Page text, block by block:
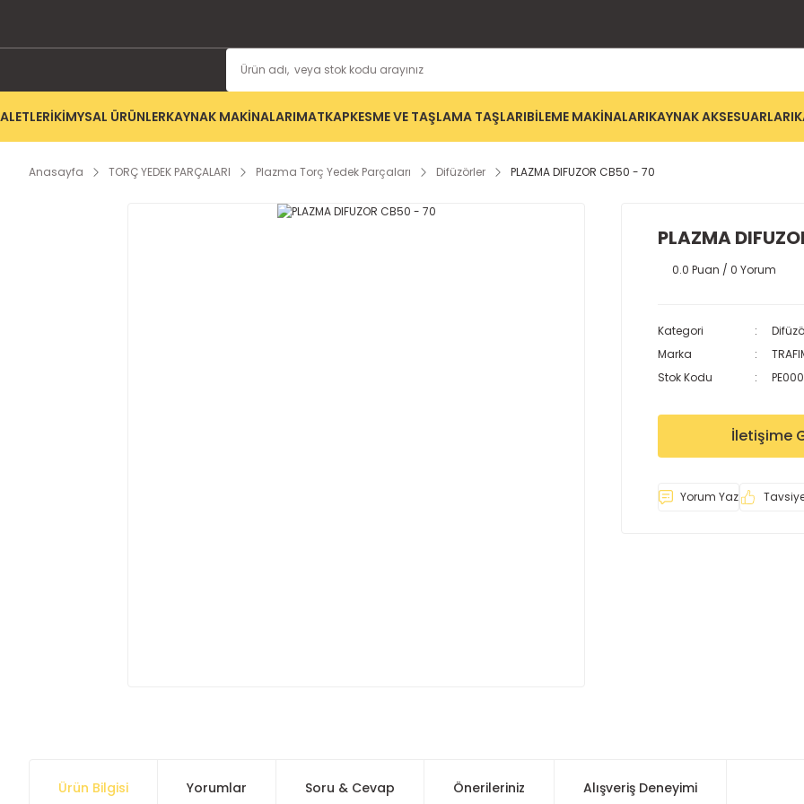
KİMYSAL ÜRÜNLERKAYNAK MAKİNALARIMATKAPKESME VE TAŞLAMA TAŞLARIBİLEME MAKİNALARIKAYNAK AKSESUARLARI
Anasayfa TORÇ YEDEK PARÇALARI Plazma Torç Yedek Parçaları Difüzörler PLAZMA DIFUZOR CB50 - 70
PLAZMA
0.0 Puan / 0 Yorum
Kategori
Marka
Stok Kodu
İletişime
Yorum Yaz
Ürün Bilgisi Yorumlar Soru & Cevap Önerileriniz Alışveriş Deneyimi